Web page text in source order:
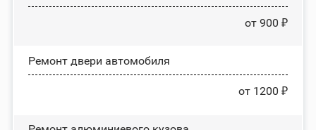
от 900 ₽
Ремонт двери автомобиля
от 1200 ₽